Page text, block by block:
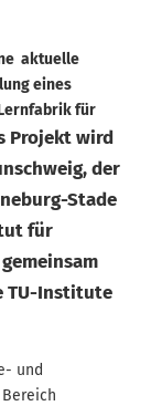
aktuelle
eines
für
Projekt wird
der
Stade
für
TU-Institute
und